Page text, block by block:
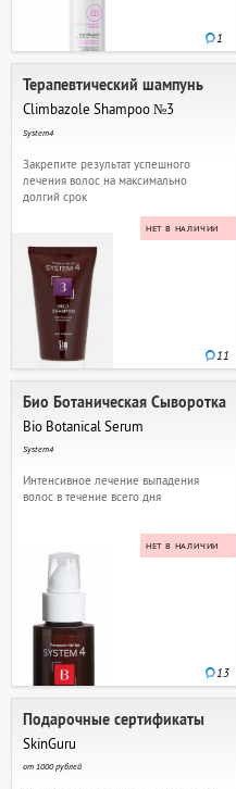
1
Терапевтический шампунь
Climbazole Shampoo №3
System4
НЕТ В НАЛИЧИИ
Закрепите результат успешного
лечения волос на максимально
долгий срок
11
Био Ботаническая Сыворотка
Bio Botanical Serum
System4
НЕТ В НАЛИЧИИ
Интенсивное лечение выпадения
волос в течение всего дня
13
Подарочные сертификаты
SkinGuru
от 1000 рублей